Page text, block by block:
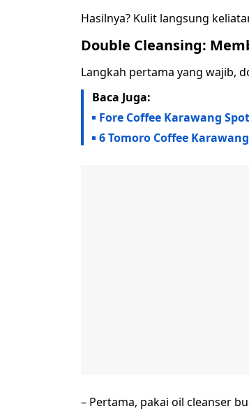
Hasilnya? Kulit langsung
Double Cleansing:
Langkah pertama yang wajib,
Baca Juga:
Fore Coffee Karawang
6 Tomoro Coffee
– Pertama, pakai oil cleanser